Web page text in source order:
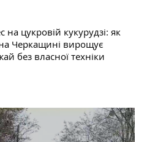
на цукровій кукурудзі: як
Черкащині вирощує
без власної техніки